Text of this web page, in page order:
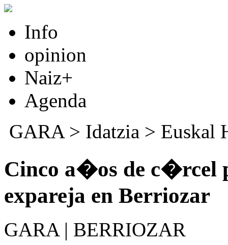
Info
opinion
Naiz+
Agenda
GARA> Idatzia > Euskal
Cinco a�os de c�rcel
expareja en Berriozar
GARA | BERRIOZAR